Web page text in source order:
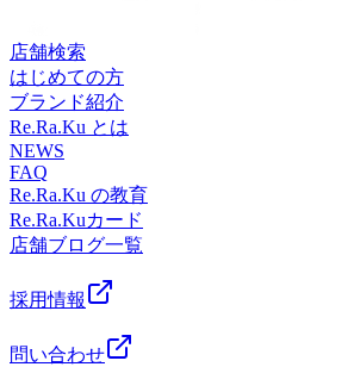
店舗検索
はじめての方
ブランド紹介
Re.Ra.Ku とは
NEWS
FAQ
Re.Ra.Ku の教育
Re.Ra.Kuカード
店舗ブログ一覧
採用情報
問い合わせ